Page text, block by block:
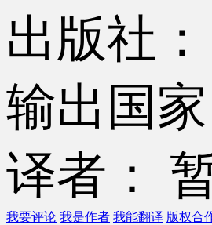
出版社：
输出国
译者：
我要评论 我是作者 我能翻译 版权合